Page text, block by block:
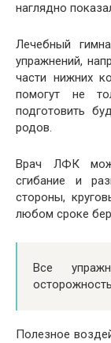
наглядно
Лечебный
упражнений,
части нижних
помогут не
подготовить
родов.
Врач ЛФК
сгибание и
стороны,
любом сроке
Все
Полезное